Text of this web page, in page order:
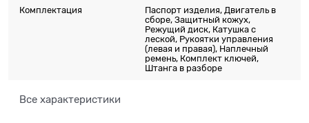
Комплектация
Паспорт изделия, Двигатель в
сборе, Защитный кожух,
Режущий диск, Катушка с
леской, Рукоятки управления
(левая и правая), Наплечный
ремень, Комплект ключей,
Штанга в разборе
Все характеристики